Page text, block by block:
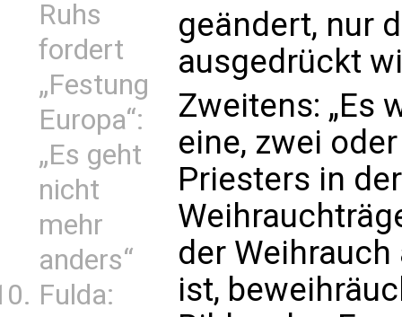
Ruhs
fordert
„Festung
Europa“:
„Es geht
nicht
mehr
anders“
Fulda:
geändert, nur
ausgedrückt
Zweitens: „Es
eine, zwei
Priesters in
der
ist,